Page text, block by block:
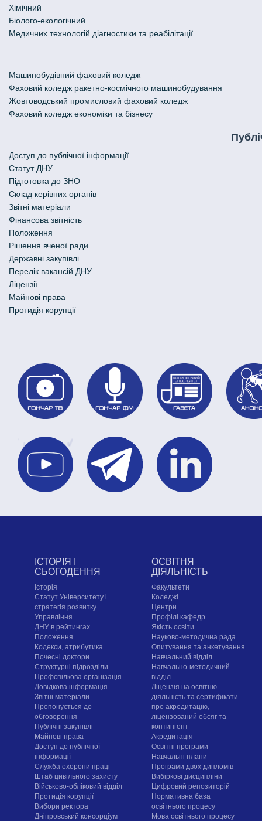
Хімічний
Біолого-екологічний
Медичних технологій діагностики та реабілітації
Машинобудівний фаховий коледж
Фаховий коледж ракетно-космічного машинобудування
Жовтоводський промисловий фаховий коледж
Фаховий коледж економіки та бізнесу
Доступ до публічної інформації
Статут ДНУ
Підготовка до ЗНО
Склад керівних органів
Звітні матеріали
Фінансова звітність
Положення
Рішення вченої ради
Державні закупівлі
Перелік вакансій ДНУ
Ліцензії
Майнові права
Протидія корупції
ІСТОРІЯ І
СЬОГОДЕННЯ
Історія
Статут Університету і
стратегія розвитку
Управління
ДНУ в рейтингах
Положення
Кодекси, атрибутика
Почесні доктори
Структурні підрозділи
Профспілкова організація
Довідкова інформація
Звітні матеріали
Пропонується до
обговорення
Публічні закупівлі
Майнові права
Доступ до публічної
інформації
Служба охорони праці
Штаб цивільного захисту
Військово-обліковий відділ
Протидія корупції
Вибори ректора
Дніпровський консорціум
ОСВІТНЯ
ДІЯЛЬНІСТЬ
Факультети
Коледжі
Центри
Профілі кафедр
Якість освіти
Науково-методична рада
Опитування та анкетування
Навчальний відділ
Навчально-методичний
відділ
Ліцензія на освітню
діяльність та сертифікати
про акредитацію,
ліцензований обсяг та
контингент
Акредитація
Освітні програми
Навчальні плани
Програми двох дипломів
Вибіркові дисципліни
Цифровий репозиторій
Нормативна база
освітнього процесу
Мова освітнього процесу